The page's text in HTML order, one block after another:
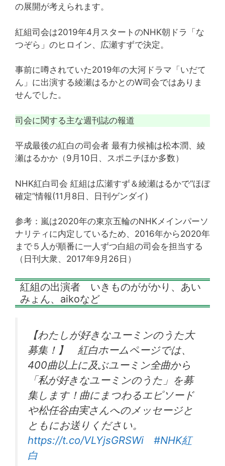
の展開が考えられます。
紅組司会は2019年4月スタートのNHK朝ドラ「な
つぞら」のヒロイン、広瀬すずで決定。
事前に噂されていた2019年の大河ドラマ「いだて
ん」に出演する綾瀬はるかとのW司会ではありま
せんでした。
司会に関する主な週刊誌の報道
平成最後の紅白の司会者 最有力候補は松本潤、綾
瀬はるかか（9月10日、スポニチほか多数）
NHK紅白司会 紅組は広瀬すず＆綾瀬はるかで“ほぼ
確定”情報(11月8日、日刊ゲンダイ)
参考：嵐は2020年の東京五輪のNHKメインパーソ
ナリティに内定しているため、2016年から2020年
まで５人が順番に一人ずつ白組の司会を担当する
（日刊大衆、2017年9月26日）
紅組の出演者 いきものががかり、あい
みょん、aikoなど
【わたしが好きなユーミンのうた大
募集！】 紅白ホームページでは、
400曲以上に及ぶユーミン全曲から
「私が好きなユーミンのうた」を募
集します！曲にまつわるエピソード
や松任谷由実さんへのメッセージと
ともにお送りください。
https://t.co/VLYjsGRSWi
#NHK紅
白